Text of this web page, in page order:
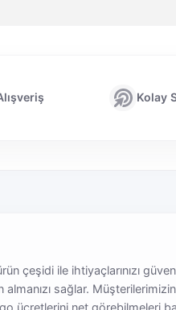
Kolay
çeşidi ile ihtiyaçlarınızı
almanızı sağlar.